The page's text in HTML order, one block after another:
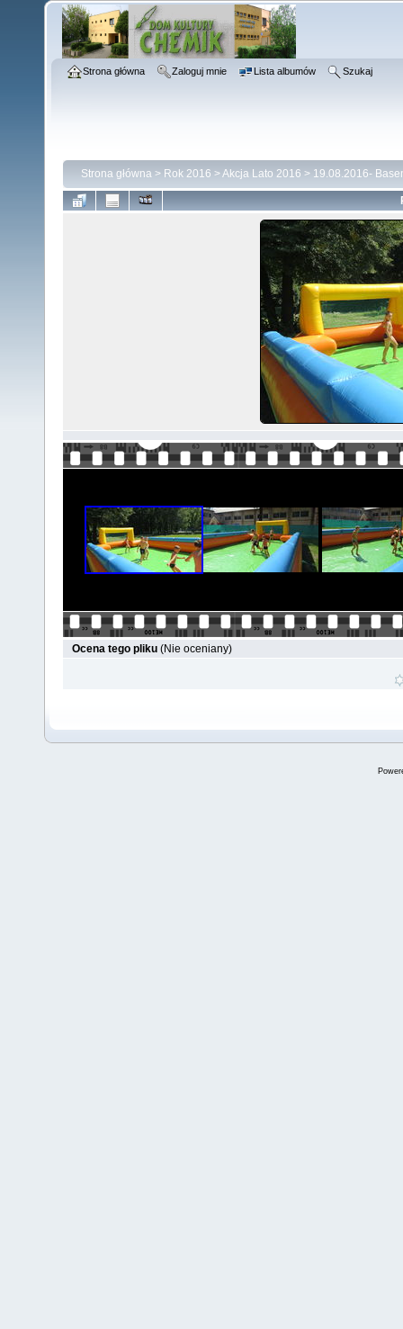
Strona główna Zaloguj mnie Lista albumów Szukaj
Strona główna > Rok 2016 >Akcja Lato 2016 > 19.08.2016-
Ocena tego pliku (Nie oceniany)